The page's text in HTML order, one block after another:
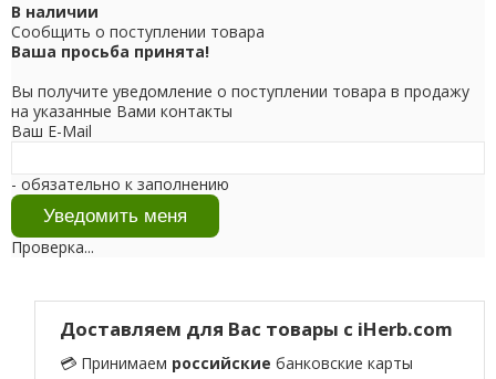
В наличии
Сообщить о поступлении товара
Ваша просьба принята!
Вы получите уведомление о поступлении товара в продажу
на указанные Вами контакты
Ваш E-Mail
- обязательно к заполнению
Проверка...
Доставляем для Вас товары с iHerb.com
💳 Принимаем российские банковские карты